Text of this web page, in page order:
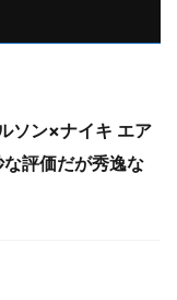
ソン×ナイキ エア
評価だが秀逸な